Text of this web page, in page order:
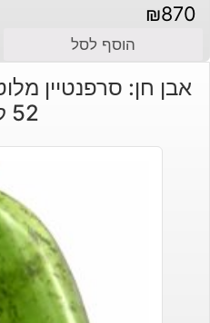
₪870
הוסף לסל
אבן חן: סרפנטיין
52 קרט